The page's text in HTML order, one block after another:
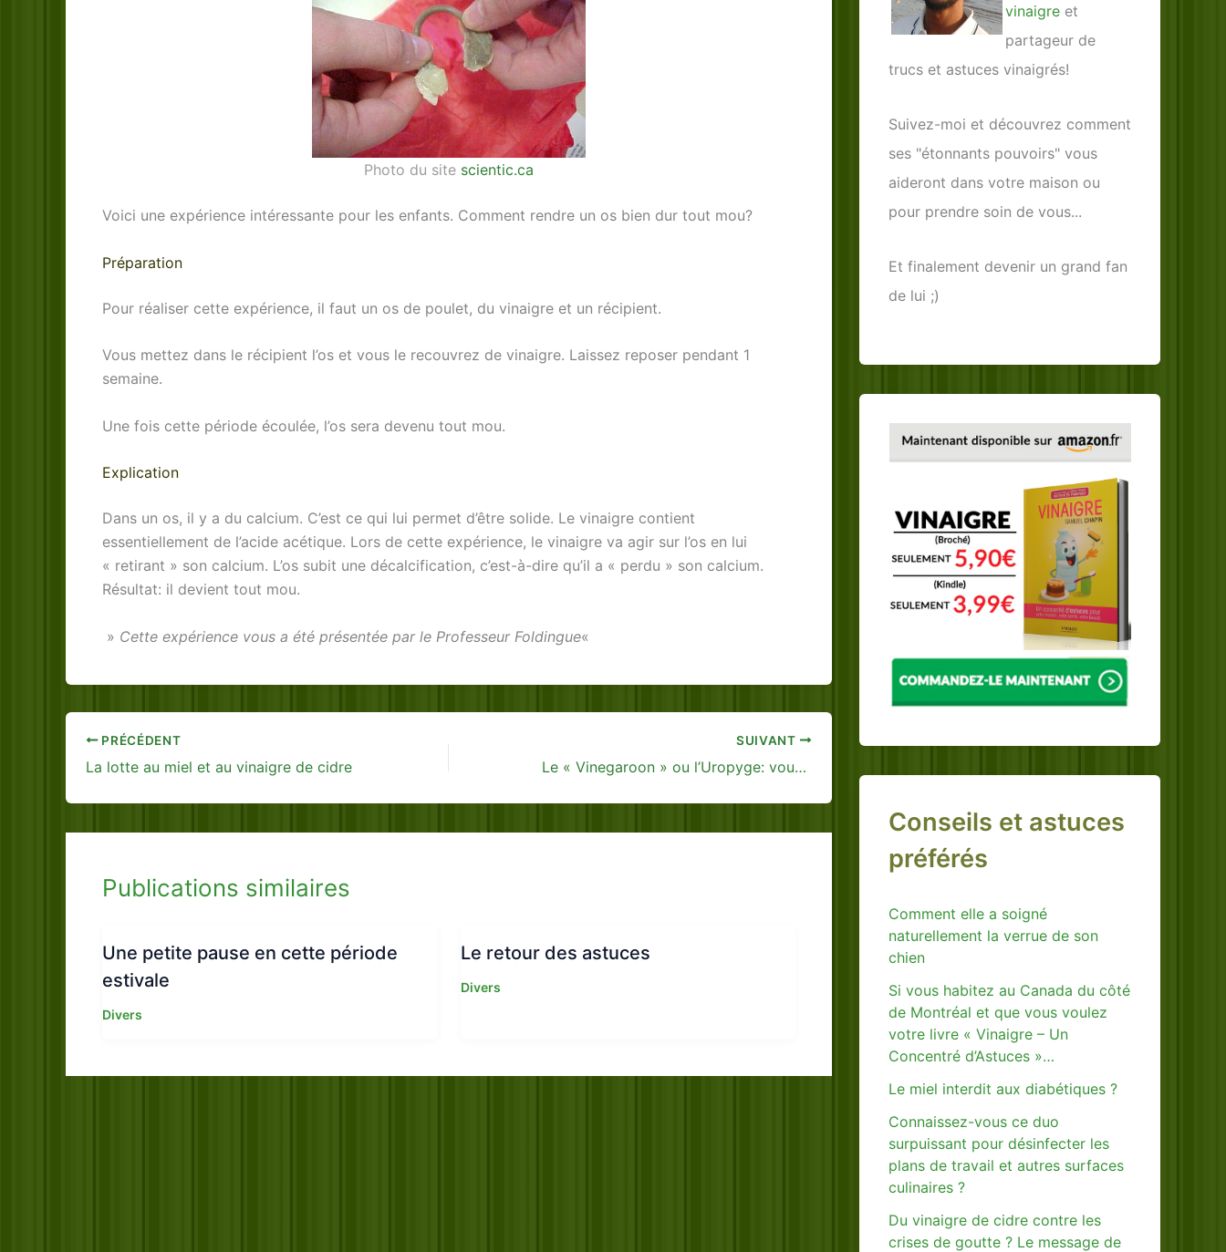
Photo du site scientic.ca
Voici une expérience intéressante pour les enfants. Comment rendre un os bien dur tout mou?
Préparation
Pour réaliser cette expérience, il faut un os de poulet, du vinaigre et un récipient.
Vous mettez dans le récipient l’os et vous le recouvrez de vinaigre. Laissez reposer pendant 1
semaine.
Une fois cette période écoulée, l’os sera devenu tout mou.
Explication
Dans un os, il y a du calcium. C’est ce qui lui permet d’être solide. Le vinaigre contient
essentiellement de l’acide acétique. Lors de cette expérience, le vinaigre va agir sur l’os en lui
« retirant » son calcium. L’os subit une décalcification, c’est-à-dire qu’il a « perdu » son calcium.
Résultat: il devient tout mou.
» Cette expérience vous a été présentée par le Professeur Foldingue«
PRÉCÉDENT
La lotte au miel et au vinaigre de cidre
SUIVANT
Le « Vinegaroon » ou l’Uropyge: vous allez l’aimer…
Publications similaires
Une petite pause en cette période
estivale
Divers
Le retour des astuces
Divers
vinaigre et
partageur de
trucs et astuces vinaigrés!
Suivez-moi et découvrez comment
ses "étonnants pouvoirs" vous
aideront dans votre maison ou
pour prendre soin de vous...
Et finalement devenir un grand fan
de lui ;)
Conseils et astuces
préférés
Comment elle a soigné
naturellement la verrue de son
chien
Si vous habitez au Canada du côté
de Montréal et que vous voulez
votre livre « Vinaigre – Un
Concentré d’Astuces »…
Le miel interdit aux diabétiques ?
Connaissez-vous ce duo
surpuissant pour désinfecter les
plans de travail et autres surfaces
culinaires ?
Du vinaigre de cidre contre les
crises de goutte ? Le message de